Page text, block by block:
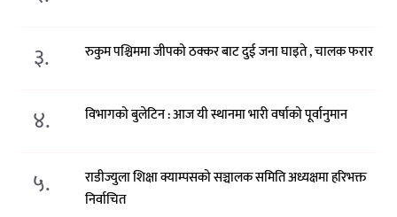
३. रुकुम पश्चिममा जीपको ठक्कर बाट दुई जना घाइते , चालक फरार
४. विभागको बुलेटिन : आज यी स्थानमा भारी वर्षाको पूर्वानुमान
५.
राडीज्युला शिक्षा क्याम्पसको सञ्चालक समिति अध्यक्षमा हरिभक्त
निर्वाचित